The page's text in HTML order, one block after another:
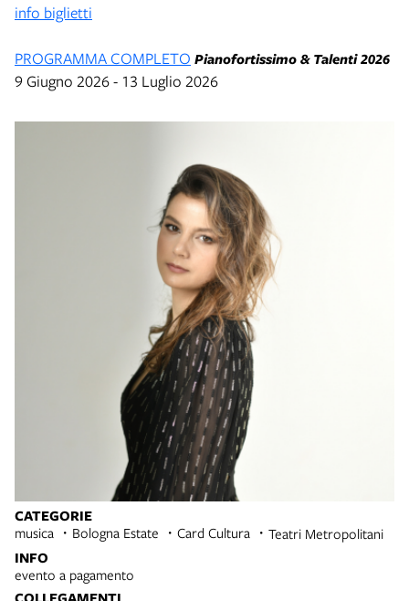
CATEGORIE
musica Bologna Estate Card Cultura Teatri Metropolitani
INFO
evento a pagamento
info biglietti
PROGRAMMA COMPLETO Pianofortissimo & Talenti 2026
9 Giugno 2026 - 13 Luglio 2026